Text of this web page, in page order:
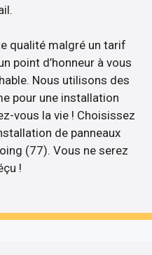
qualité malgré un tarif
point d’honneur à vous
Nous utilisons des
pour une installation
vous la vie ! Choisissez
de panneaux
(77). Vous ne serez
!